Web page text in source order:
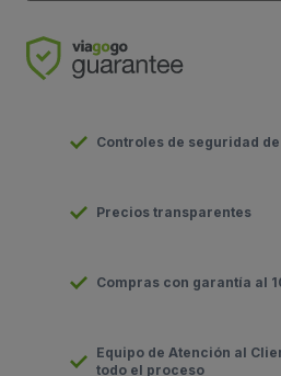
Controles de seguridad
Precios transparentes
Compras con garantía al
Equipo de Atención al
todo el proceso